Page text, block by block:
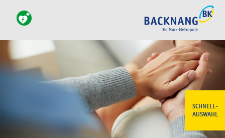
SCHNELL-
AUSWAHL